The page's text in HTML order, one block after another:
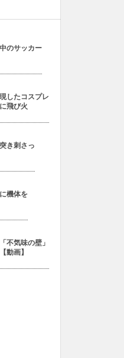
のサッカー
したコスプレ
飛び火
き刺さっ
機体を
不気味の壁」
動画】